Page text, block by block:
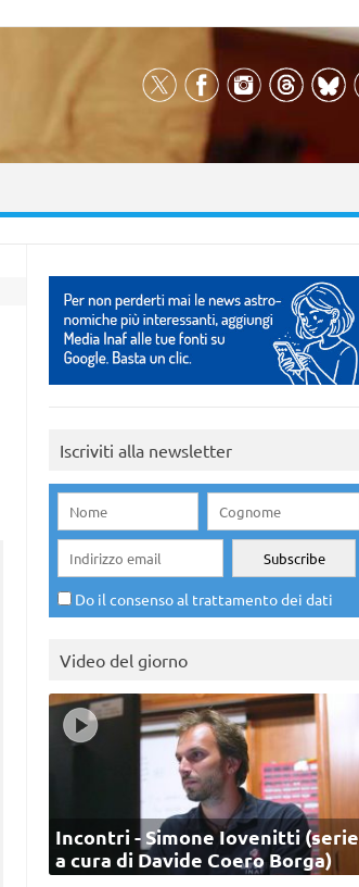
Iscriviti alla newsletter
Do il consenso al trattamento dei dati
Video del giorno
Incontri - Simone Iovenitti (serie
a cura di Davide Coero Borga)